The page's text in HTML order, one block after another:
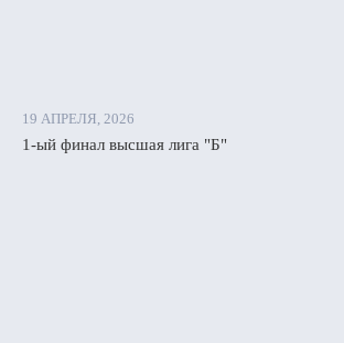
19 АПРЕЛЯ, 2026
1-ый финал высшая лига "Б"